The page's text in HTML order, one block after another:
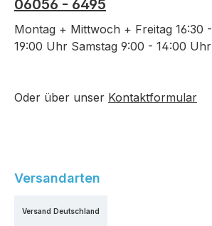
06056 - 6495
Montag + Mittwoch + Freitag 16:30 -
19:00 Uhr Samstag 9:00 - 14:00 Uhr
Oder über unser Kontaktformular
Versandarten
Versand Deutschland